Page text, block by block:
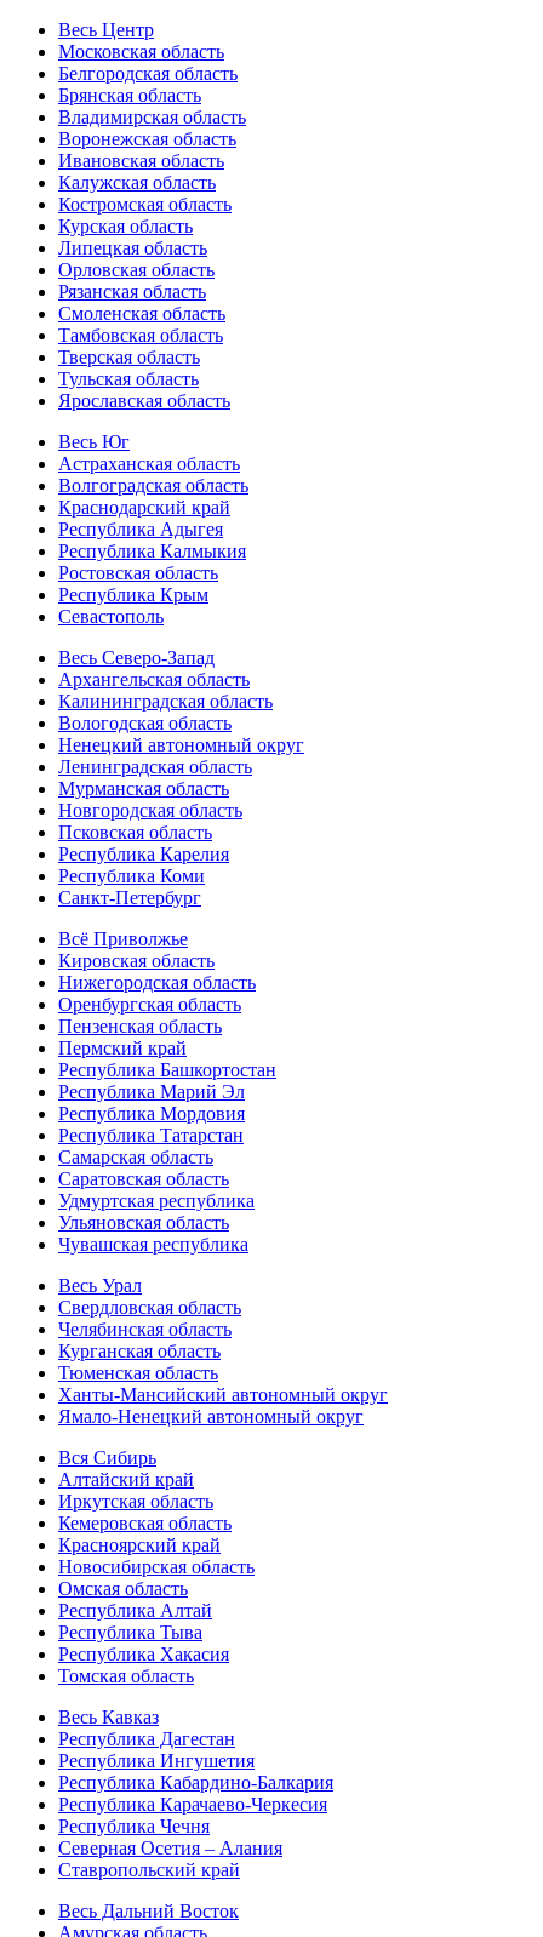
Весь Центр
Московская область
Белгородская область
Брянская область
Владимирская область
Воронежская область
Ивановская область
Калужская область
Костромская область
Курская область
Липецкая область
Орловская область
Рязанская область
Смоленская область
Тамбовская область
Тверская область
Тульская область
Ярославская область
Весь Юг
Астраханская область
Волгоградская область
Краснодарский край
Республика Адыгея
Республика Калмыкия
Ростовская область
Республика Крым
Севастополь
Весь Северо-Запад
Архангельская область
Калининградская область
Вологодская область
Ненецкий автономный округ
Ленинградская область
Мурманская область
Новгородская область
Псковская область
Республика Карелия
Республика Коми
Санкт-Петербург
Всё Приволжье
Кировская область
Нижегородская область
Оренбургская область
Пензенская область
Пермский край
Республика Башкортостан
Республика Марий Эл
Республика Мордовия
Республика Татарстан
Самарская область
Саратовская область
Удмуртская республика
Ульяновская область
Чувашская республика
Весь Урал
Свердловская область
Челябинская область
Курганская область
Тюменская область
Ханты-Мансийский автономный округ
Ямало-Ненецкий автономный округ
Вся Сибирь
Алтайский край
Иркутская область
Кемеровская область
Красноярский край
Новосибирская область
Омская область
Республика Алтай
Республика Тыва
Республика Хакасия
Томская область
Весь Кавказ
Республика Дагестан
Республика Ингушетия
Республика Кабардино-Балкария
Республика Карачаево-Черкесия
Республика Чечня
Северная Осетия – Алания
Ставропольский край
Весь Дальний Восток
Амурская область